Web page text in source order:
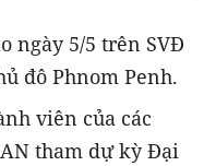
ngày 5/5 trên SVĐ
đô Phnom Penh.
viên của các
tham dự kỳ Đại